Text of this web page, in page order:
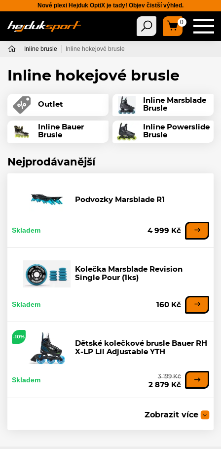
Nové plexi Hejduk OptiX je tady! Objev čistší výhled.
0
Inline brusle Inline hokejové brusle
Inline hokejové brusle
Outlet
Inline Marsblade
Brusle
Inline Bauer
Brusle
Inline Powerslide
Brusle
Nejprodávanější
Podvozky Marsblade R1
Skladem 4 999 Kč
Kolečka Marsblade Revision
Single Pour (1ks)
Skladem 160 Kč
-10%
Dětské kolečkové brusle Bauer RH
X-LP Lil Adjustable YTH
Skladem 3 199 Kč
2 879 Kč
Inline hokejové brusle Bauer Vapor
Zobrazit více